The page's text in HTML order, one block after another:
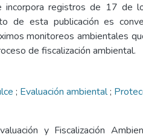
incorpora registros de 17 de
de esta publicación es
monitoreos ambientales
de fiscalización ambiental.
; Evaluación ambiental;
y Fiscalización